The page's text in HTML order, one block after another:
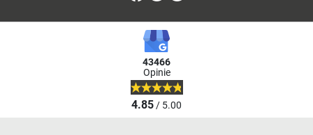
43466
Opinie
4.85/ 5.00